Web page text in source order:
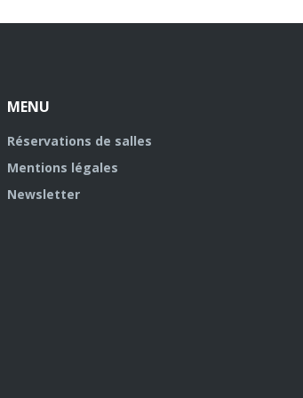
MENU
Réservations de salles
Mentions légales
Newsletter